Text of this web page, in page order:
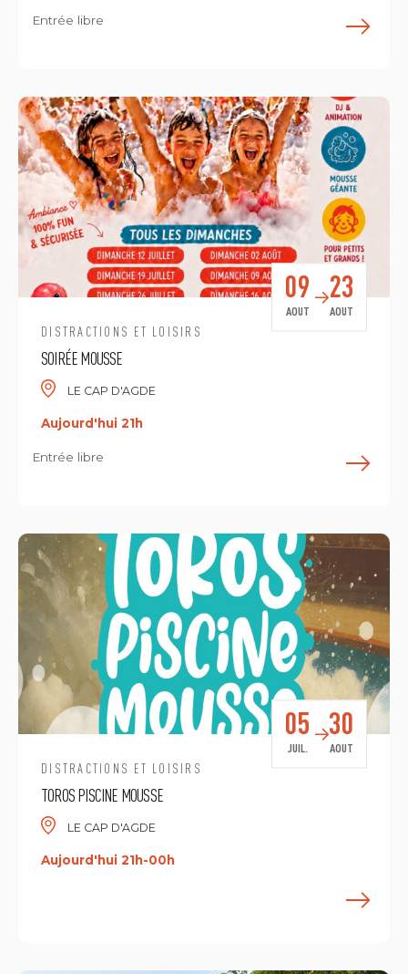
Entrée libre
DISTRACTIONS ET LOISIRS
SOIRÉE MOUSSE
LE CAP D'AGDE
Aujourd'hui 21h
09
AOUT
23
AOUT
Entrée libre
DISTRACTIONS ET LOISIRS
TOROS PISCINE MOUSSE
LE CAP D'AGDE
Aujourd'hui 21h-00h
05
JUIL.
30
AOUT